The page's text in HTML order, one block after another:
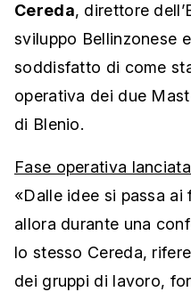
Cereda, direttore
sviluppo Bellinzonese
soddisfatto di come
operativa dei due
di Blenio.
Fase operativa
«Dalle idee si passa
allora durante una
lo stesso Cereda,
dei gruppi di lavoro,